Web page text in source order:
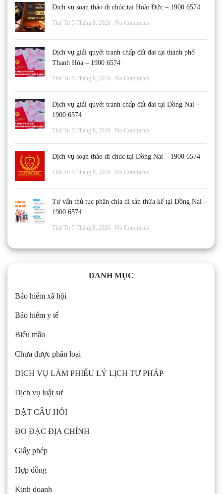
Dịch vụ soạn thảo di chúc tại Hoài Đức – 1900 6574
Thứ Tư 5 Tháng 8, 2026 No Comments
Dịch vụ giải quyết tranh chấp đất đai tại thành phố
Thanh Hóa – 1900 6574
Thứ Tư 5 Tháng 8, 2026 No Comments
Dịch vụ giải quyết tranh chấp đất đai tại Đồng Nai –
1900 6574
Thứ Tư 5 Tháng 8, 2026 No Comments
Dịch vụ soạn thảo di chúc tại Đồng Nai – 1900 6574
Thứ Tư 5 Tháng 8, 2026 No Comments
Tư vấn thủ tục phân chia di sản thừa kế tại Đồng Nai –
1900 6574
Thứ Tư 5 Tháng 8, 2026 No Comments
DANH MỤC
Bảo hiểm xã hội
Bảo hiểm y tế
Biểu mẫu
Chưa được phân loại
DỊCH VỤ LÀM PHIẾU LÝ LỊCH TƯ PHÁP
Dịch vụ luật sư
ĐẶT CÂU HỎI
ĐO ĐẠC ĐỊA CHÍNH
Giấy phép
Hợp đồng
Kinh doanh